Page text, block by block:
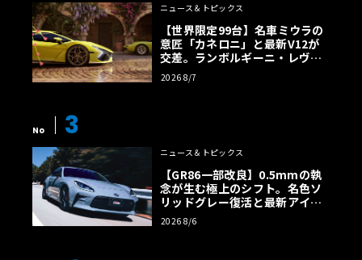
ニュース＆トピックス
【世界限定99台】名車ミウラの
意匠「カネロニ」と最新V12が
交差。ランボルギーニ・レヴエ
ルトに60周年記念車が登場
2026 8/7
No 3
ニュース＆トピックス
【GR86一部改良】0.5mmの執
念が生む極上のシフト。名色ソ
リッドグレー復活と最新アイサ
イトでFRの極みへ
2026 8/6